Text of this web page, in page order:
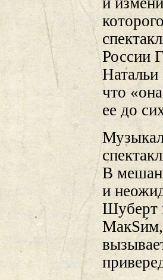
России
что
ее до
В
и
Шуберт
МакSи́м,